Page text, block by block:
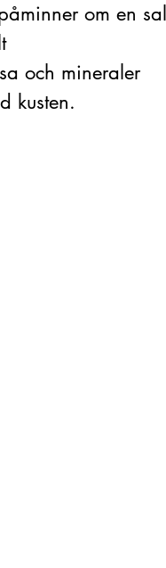
om en
och mineraler
kusten.